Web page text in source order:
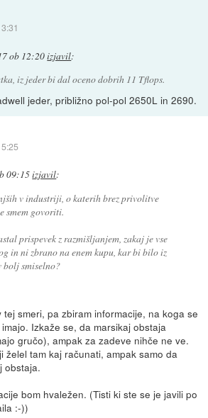
ob 12:20izjavil:
iz jeder bi dal oceno dobrih 11 Tflops.
jeder, približno pol-pol 2650L in 2690.
09:15izjavil:
v industriji, o katerih brez privolitve
smem govoriti.
prispevek z razmišljanjem, zakaj je vse
in ni zbrano na enem kupu, kar bi bilo iz
bolj smiselno?
smeri, pa zbiram informacije, na koga se
Izkaže se, da marsikaj obstaja
gručo), ampak za zadeve nihče ne ve.
želel tam kaj računati, ampak samo da
obstaja.
bom hvaležen. (Tisti ki ste se je javili po
:-))